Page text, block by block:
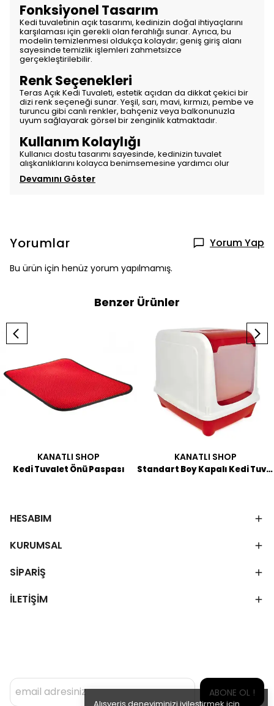
Fonksiyonel Tasarım
Kedi tuvaletinin açık tasarımı, kedinizin doğal ihtiyaçlarını
karşılaması için gerekli olan ferahlığı sunar. Ayrıca, bu
modelin temizlenmesi oldukça kolaydır; geniş giriş alanı
sayesinde temizlik işlemleri zahmetsizce
gerçekleştirilebilir.
Renk Seçenekleri
Teras Açık Kedi Tuvaleti, estetik açıdan da dikkat çekici bir
dizi renk seçeneği sunar. Yeşil, sarı, mavi, kırmızı, pembe ve
turuncu gibi canlı renkler, bahçeniz veya balkonunuzla
uyum sağlayarak görsel bir zenginlik katmaktadır.
Kullanım Kolaylığı
Kullanıcı dostu tasarımı sayesinde, kedinizin tuvalet
alışkanlıklarını kolayca benimsemesine yardımcı olur
Devamını Göster
Yorumlar Yorum Yap
Bu ürün için henüz yorum yapılmamış.
Benzer Ürünler
KANATLI SHOP
Kedi Tuvalet Önü Paspası
KANATLI SHOP
Standart Boy Kapalı Kedi Tuvaleti
HESABIM
KURUMSAL
SİPARİŞ
İLETİŞİM
ABONE OL !